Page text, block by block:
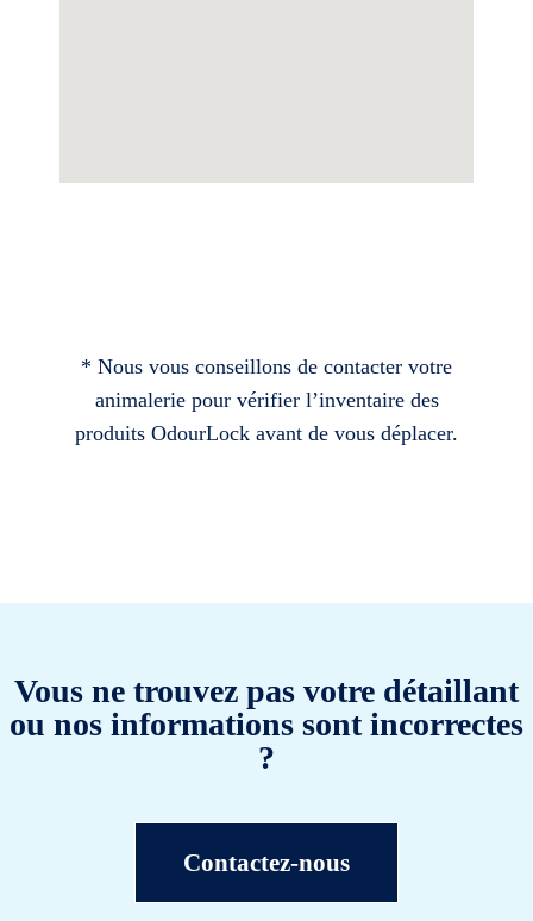
* Nous vous conseillons de contacter votre
animalerie pour vérifier l’inventaire des
produits OdourLock avant de vous déplacer.
Vous ne trouvez pas votre détaillant
ou nos informations sont incorrectes
?
Contactez-nous